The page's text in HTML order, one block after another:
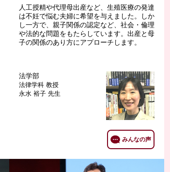
人工授精や代理母出産など、生殖医療の発達
は不妊で悩む夫婦に希望を与えました。しか
し一方で、親子関係の認定など、社会・倫理
や法的な問題をもたらしています。出産と母
子の関係のあり方にアプローチします。
法学部
法律学科 教授
永水 裕子 先生
みんなの声